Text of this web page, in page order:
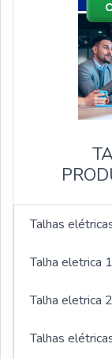
Talhas
Talha eletrica
Talha eletrica
Talhas